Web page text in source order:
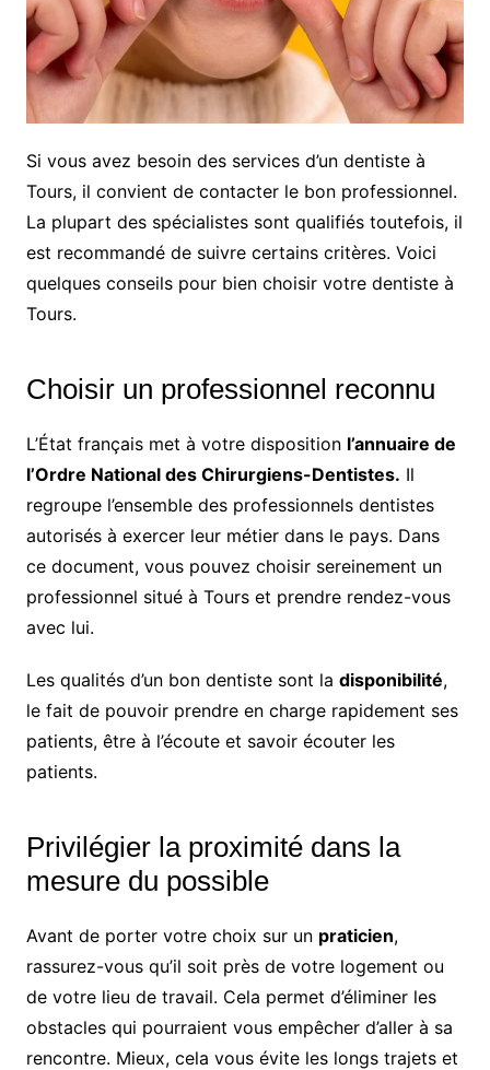
Si vous avez besoin des services d’un dentiste à
Tours, il convient de contacter le bon professionnel.
La plupart des spécialistes sont qualifiés toutefois, il
est recommandé de suivre certains critères. Voici
quelques conseils pour bien choisir votre dentiste à
Tours.
Choisir un professionnel reconnu
L’État français met à votre disposition l’annuaire de
l’Ordre National des Chirurgiens-Dentistes. Il
regroupe l’ensemble des professionnels dentistes
autorisés à exercer leur métier dans le pays. Dans
ce document, vous pouvez choisir sereinement un
professionnel situé à Tours et prendre rendez-vous
avec lui.
Les qualités d’un bon dentiste sont la disponibilité,
le fait de pouvoir prendre en charge rapidement ses
patients, être à l’écoute et savoir écouter les
patients.
Privilégier la proximité dans la
mesure du possible
Avant de porter votre choix sur un praticien,
rassurez-vous qu’il soit près de votre logement ou
de votre lieu de travail. Cela permet d’éliminer les
obstacles qui pourraient vous empêcher d’aller à sa
rencontre. Mieux, cela vous évite les longs trajets et